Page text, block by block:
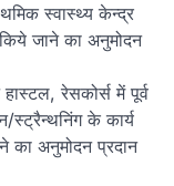
स्वास्थ्य केन्द्र
जाने का अनुमोदन
रेसकोर्स में पूर्व
स्ट्रैन्थनिंग के कार्य
का अनुमोदन प्रदान